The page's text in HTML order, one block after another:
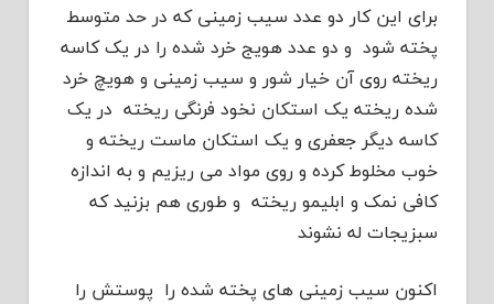
برای این کار دو عدد سیب زمینی که در حد متوسط
پخته شود و دو عدد هویج خرد شده را در یک کاسه
ریخته روی آن خیار شور و سیب زمینی و هویچ خرد
شده ریخته یک استکان نخود فرنگی ریخته در یک
کاسه دیگر جعفری و یک استکان ماست ریخته و
خوب مخلوط کرده و روی مواد می ریزیم و به اندازه
کافی نمک و ابلیمو ریخته و طوری هم بزنید که
سبزیجات له نشوند
اکنون سیب زمینی های پخته شده را پوستش را